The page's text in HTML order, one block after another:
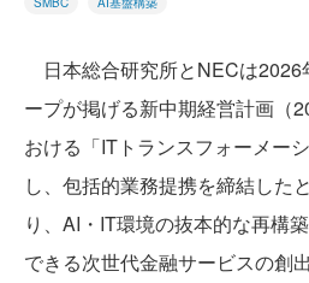
日本総合研究所とNECは2026
ープが掲げる新中期経営計画（
おける「ITトランスフォーメー
し、包括的業務提携を締結した
り、AI・IT環境の抜本的な再構
できる次世代金融サービスの創